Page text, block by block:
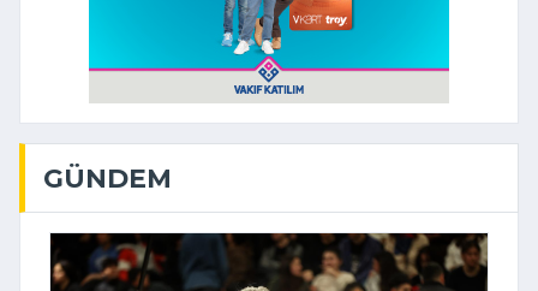
GÜNDEM